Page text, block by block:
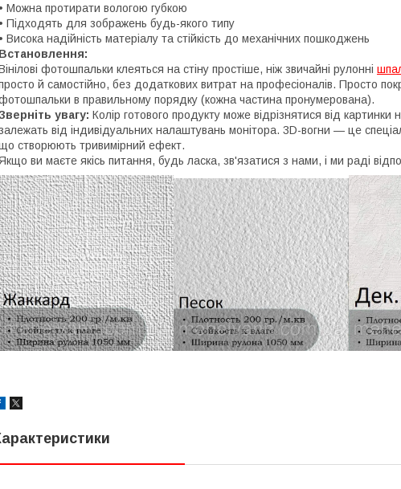
• Можна протирати вологою губкою
• Підходять для зображень будь-якого типу
• Висока надійність матеріалу та стійкість до механічних пошкоджень
Встановлення:
фотошпальки клеяться на стіну простіше, ніж звичайні рулонні
й самостійно, без додаткових витрат на професіоналів. Просто
в правильному порядку (кожна частина пронумерована).
увагу: Колір готового продукту може відрізнятися від картинки
від індивідуальних налаштувань монітора. 3D-вогни — це
створюють тривимірний ефект.
ви маєте якісь питання, будь ласка, зв'язатися з нами, і ми раді